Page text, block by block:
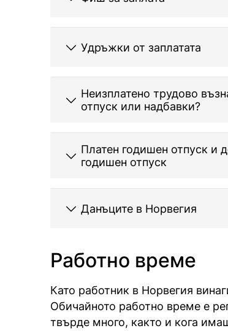
Удръжки от заплатата
Неизплатено трудово
отпуск или надбавки?
Платен годишен отпуск и
годишен отпуск
Данъците в Норвегия
Работно време
Като работник в Норвегия
Обичайното работно време е
твърде много, както и кога